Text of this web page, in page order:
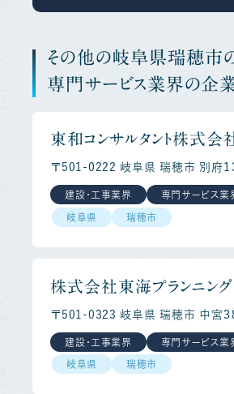
その他の岐阜県瑞穂市
専門サービス業界の企
東和コンサルタント株式会
〒501-0222 岐阜県 瑞穂市 別府１３
建設・工事業界 専門サービス業
岐阜県 瑞穂市
株式会社東海プランニング
〒501-0323 岐阜県 瑞穂市 中宮３８
建設・工事業界 専門サービス業
岐阜県 瑞穂市